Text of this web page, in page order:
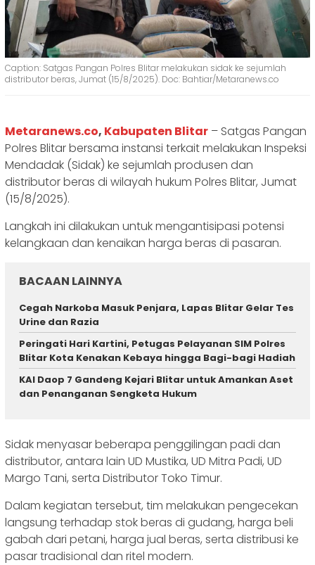
Caption: Satgas Pangan Polres Blitar melakukan sidak ke sejumlah
distributor beras, Jumat (15/8/2025). Doc: Bahtiar/Metaranews.co
Metaranews.co, Kabupaten Blitar – Satgas Pangan
Polres Blitar bersama instansi terkait melakukan Inspeksi
Mendadak (Sidak) ke sejumlah produsen dan
distributor beras di wilayah hukum Polres Blitar, Jumat
(15/8/2025).
Langkah ini dilakukan untuk mengantisipasi potensi
kelangkaan dan kenaikan harga beras di pasaran.
BACAAN LAINNYA
Cegah Narkoba Masuk Penjara, Lapas Blitar Gelar Tes
Urine dan Razia
Peringati Hari Kartini, Petugas Pelayanan SIM Polres
Blitar Kota Kenakan Kebaya hingga Bagi-bagi Hadiah
KAI Daop 7 Gandeng Kejari Blitar untuk Amankan Aset
dan Penanganan Sengketa Hukum
Sidak menyasar beberapa penggilingan padi dan
distributor, antara lain UD Mustika, UD Mitra Padi, UD
Margo Tani, serta Distributor Toko Timur.
Dalam kegiatan tersebut, tim melakukan pengecekan
langsung terhadap stok beras di gudang, harga beli
gabah dari petani, harga jual beras, serta distribusi ke
pasar tradisional dan ritel modern.